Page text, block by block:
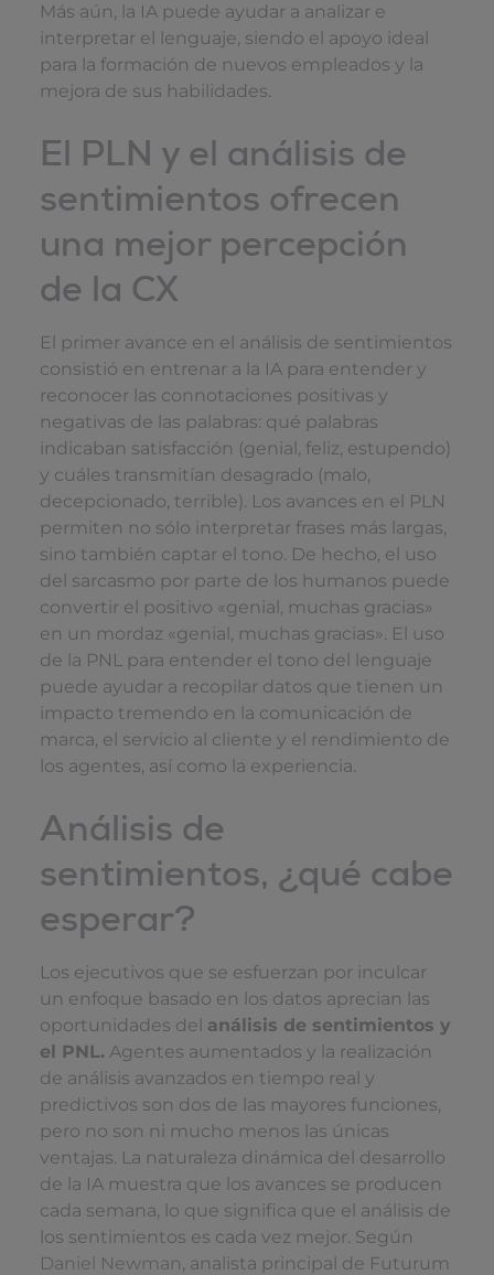
Más aún, la IA puede ayudar a analizar e
interpretar el lenguaje, siendo el apoyo ideal
para la formación de nuevos empleados y la
mejora de sus habilidades.
El PLN y el análisis de
sentimientos ofrecen
una mejor percepción
de la CX
El primer avance en el análisis de sentimientos
consistió en entrenar a la IA para entender y
reconocer las connotaciones positivas y
negativas de las palabras: qué palabras
indicaban satisfacción (genial, feliz, estupendo)
y cuáles transmitían desagrado (malo,
decepcionado, terrible). Los avances en el PLN
permiten no sólo interpretar frases más largas,
sino también captar el tono. De hecho, el uso
del sarcasmo por parte de los humanos puede
convertir el positivo «genial, muchas gracias»
en un mordaz «genial, muchas gracias». El uso
de la PNL para entender el tono del lenguaje
puede ayudar a recopilar datos que tienen un
impacto tremendo en la comunicación de
marca, el servicio al cliente y el rendimiento de
los agentes, así como la experiencia.
Análisis de
sentimientos, ¿qué cabe
esperar?
Los ejecutivos que se esfuerzan por inculcar
un enfoque basado en los datos aprecian las
oportunidades del análisis de sentimientos y
el PNL. Agentes aumentados y la realización
de análisis avanzados en tiempo real y
predictivos son dos de las mayores funciones,
pero no son ni mucho menos las únicas
ventajas. La naturaleza dinámica del desarrollo
de la IA muestra que los avances se producen
cada semana, lo que significa que el análisis de
los sentimientos es cada vez mejor. Según
Daniel Newman, analista principal de Futurum